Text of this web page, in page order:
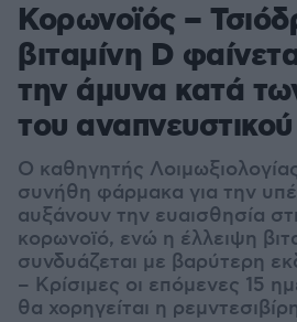
Κορωνοϊός –
βιταμίνη D
την άμυνα κατά
του αναπνευστικού
Ο καθηγητής
συνήθη φάρμακα για την
αυξάνουν την ευαισθησία
κορωνοϊό, ενώ η έλλειψη
συνδυάζεται με βαρύτερη
– Κρίσιμες οι επόμενες 15
θα χορηγείται η ρεμντεσιβίρη